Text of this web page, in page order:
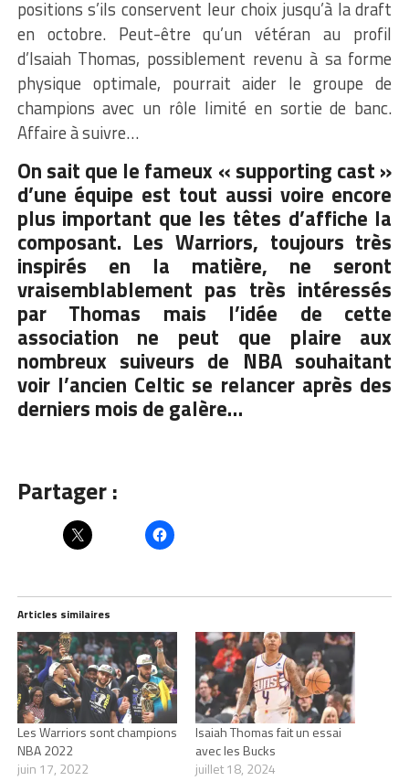
positions s’ils conservent leur choix jusqu’à la draft
en octobre. Peut-être qu’un vétéran au profil
d’Isaiah Thomas, possiblement revenu à sa forme
physique optimale, pourrait aider le groupe de
champions avec un rôle limité en sortie de banc.
Affaire à suivre…
On sait que le fameux « supporting cast »
d’une équipe est tout aussi voire encore
plus important que les têtes d’affiche la
composant. Les Warriors, toujours très
inspirés en la matière, ne seront
vraisemblablement pas très intéressés
par Thomas mais l’idée de cette
association ne peut que plaire aux
nombreux suiveurs de NBA souhaitant
voir l’ancien Celtic se relancer après des
derniers mois de galère…
Partager :
Articles similaires
Les Warriors sont champions
NBA 2022
juin 17, 2022
Isaiah Thomas fait un essai
avec les Bucks
juillet 18, 2024